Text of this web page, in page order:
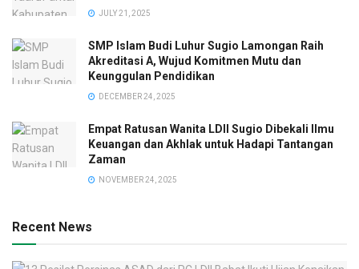
JULY 21, 2025
SMP Islam Budi Luhur Sugio Lamongan Raih
Akreditasi A, Wujud Komitmen Mutu dan
Keunggulan Pendidikan
DECEMBER 24, 2025
Empat Ratusan Wanita LDII Sugio Dibekali Ilmu
Keuangan dan Akhlak untuk Hadapi Tantangan
Zaman
NOVEMBER 24, 2025
Recent News